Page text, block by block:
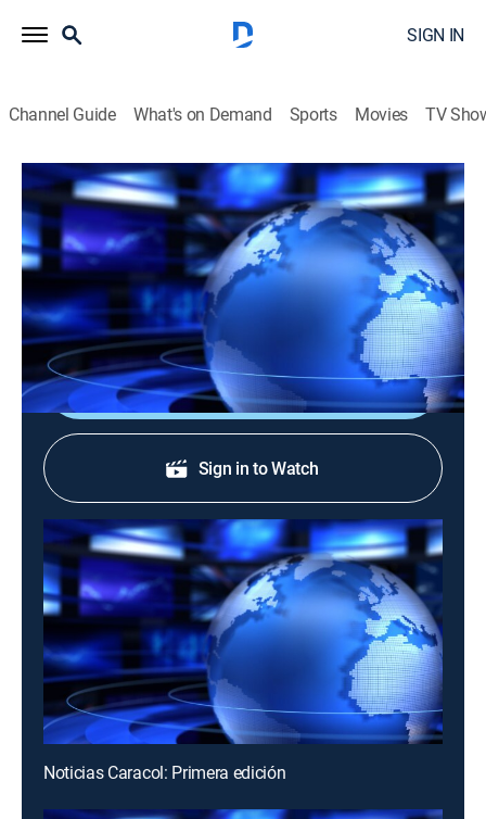
SIGN IN
Channel Guide What's on Demand Sports Movies TV
Noticias Caracol: Primera edición
Noticias Caracol: Primera edición
News|2026
Los hechos que son noticia, en compañía de un
excelente equipo periodístico.
Shop DIRECTV
Sign in to Watch
Noticias Caracol: Primera edición